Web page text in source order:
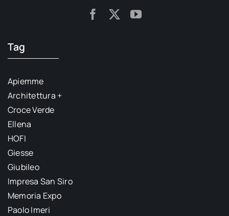
Tag
Apiemme
Architettura +
Croce Verde
Ellena
HOFI
Giesse
Giubileo
Impresa San Siro
Memoria Expo
Paolo Imeri